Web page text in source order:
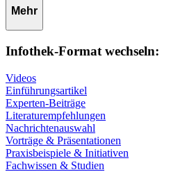
Mehr
Infothek-Format wechseln:
Videos
Einführungsartikel
Experten-Beiträge
Literaturempfehlungen
Nachrichtenauswahl
Vorträge & Präsentationen
Praxisbeispiele & Initiativen
Fachwissen & Studien